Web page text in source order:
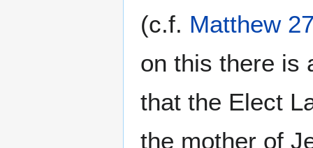
(c.f. Matthew
on this there is
that the Elect
the mother of